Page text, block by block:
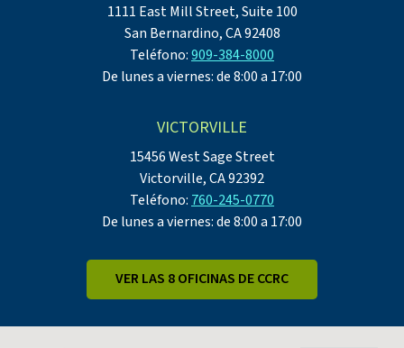
1111 East Mill Street, Suite 100
San Bernardino, CA 92408
Teléfono:909-384-8000
De lunes a viernes: de 8:00 a 17:00
VICTORVILLE
15456 West Sage Street
Victorville, CA 92392
Teléfono: 760-245-0770
De lunes a viernes: de 8:00 a 17:00
VER LAS 8 OFICINAS DE CCRC